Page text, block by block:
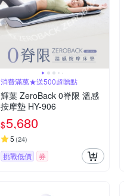
消費滿萬★送500超贈點
輝葉 ZeroBack 0脊限 溫感
按摩墊 HY-906
$5,680
5 (24)
挑戰低價 券